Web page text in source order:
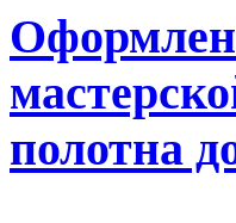
полотна